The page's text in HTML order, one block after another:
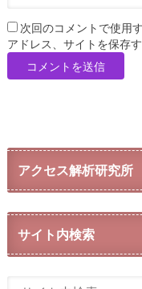
次回のコメントで使用
アドレス、サイトを保存す
アクセス解析研究所
サイト内検索